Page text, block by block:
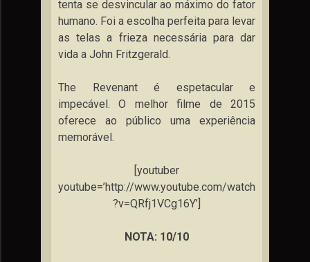
tenta se desvincular ao máximo do fator
humano. Foi a escolha perfeita para levar
as telas a frieza necessária para dar
vida a John Fritzgerald.
The Revenant é espetacular e
impecável. O melhor filme de 2015
oferece ao público uma experiência
memorável.
[youtuber
youtube=’http://www.youtube.com/watch
?v=QRfj1VCg16Y’]
NOTA: 10/10